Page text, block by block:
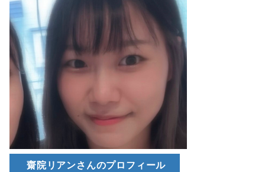
齋院リアンさんのプロフィール